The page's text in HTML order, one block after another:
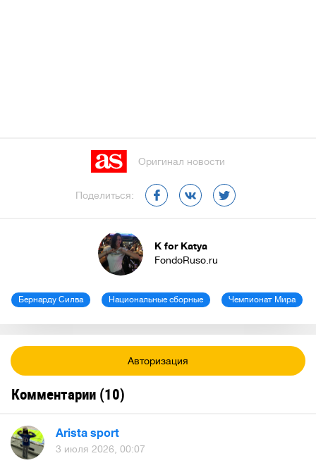
Оригинал новости
Поделиться:
K for Katya
FondoRuso.ru
Бернарду Силва Национальные сборные Чемпионат Мира
Авторизация
Комментарии (10)
Arista sport
3 июля 2026, 00:07